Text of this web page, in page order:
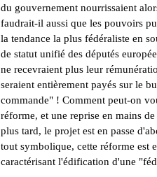
du gouvernement nourrissaient
faudrait-il aussi que les pouvoirs
la tendance la plus fédéraliste en
de statut unifié des députés
ne recevraient plus leur
seraient entièrement payés sur le
commande" ! Comment peut-on
réforme, et une reprise en mains
plus tard, le projet est en passe
tout symbolique, cette réforme est
caractérisant l'édification d'une